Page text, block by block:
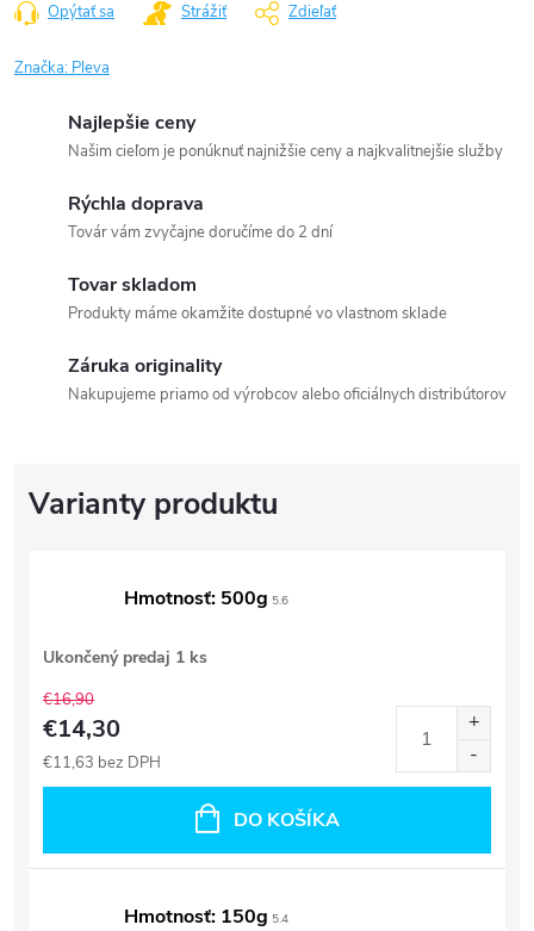
Opýtať sa Strážiť Zdieľať
Značka: Pleva
Najlepšie ceny
Našim cieľom je ponúknuť najnižšie ceny a najkvalitnejšie služby
Rýchla doprava
Továr vám zvyčajne doručíme do 2 dní
Tovar skladom
Produkty máme okamžite dostupné vo vlastnom sklade
Záruka originality
Nakupujeme priamo od výrobcov alebo oficiálnych distribútorov
Hmotnosť: 500g 5.6
Ukončený predaj 1 ks
€16,90
€14,30
€11,63 bez DPH
DO KOŠÍKA
Hmotnosť: 150g 5.4